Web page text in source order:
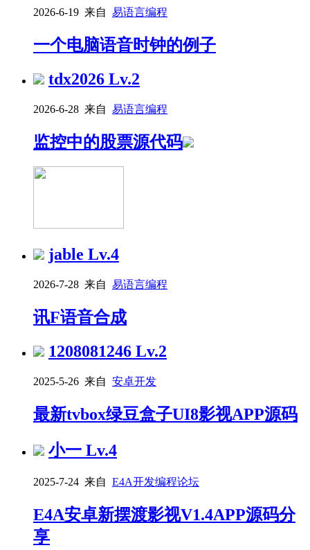
2026-6-19 来自 易语言编程
一个电脑语音时钟的例子
tdx2026 Lv.2
2026-6-28 来自 易语言编程
监控中的股票源代码
jable Lv.4
2026-7-28 来自 易语言编程
讯F语音合成
1208081246 Lv.2
2025-5-26 来自 安卓开发
最新tvbox绿豆盒子UI8影视APP源码
小一 Lv.4
2025-7-24 来自 E4A开发编程论坛
E4A安卓新摆渡影视V1.4APP源码分
享